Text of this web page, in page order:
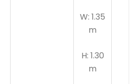
W: 1.35
m
H: 1.30
m